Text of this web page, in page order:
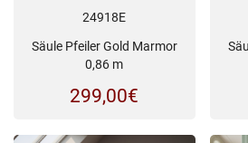
24918E
Säule Pfeiler Gold Marmor
0,86 m
299,00€